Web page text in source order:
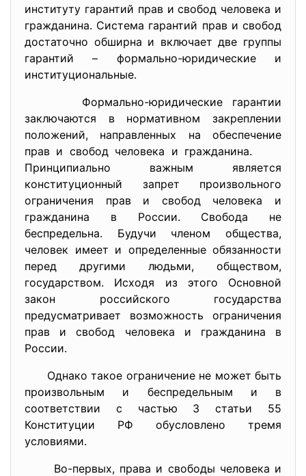
институту гарантий прав и свобод человека и
гражданина. Система гарантий прав и свобод
достаточно обширна и включает две группы
гарантий – формально-юридические и
институциональные.
Формально-юридические гарантии
заключаются в нормативном закреплении
положений, направленных на обеспечение
прав и свобод человека и гражданина.
Принципиально важным является
конституционный запрет произвольного
ограничения прав и свобод человека и
гражданина в России. Свобода не
беспредельна. Будучи членом общества,
человек имеет и определенные обязанности
перед другими людьми, обществом,
государством. Исходя из этого Основной
закон российского государства
предусматривает возможность ограничения
прав и свобод человека и гражданина в
России.
Однако такое ограничение не может быть
произвольным и беспредельным и в
соответствии с частью 3 статьи 55
Конституции РФ обусловлено тремя
условиями.
Во-первых, права и свободы человека и